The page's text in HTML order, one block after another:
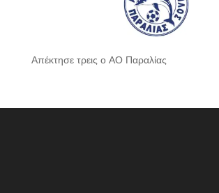
Απέκτησε τρεις ο ΑΟ Παραλίας